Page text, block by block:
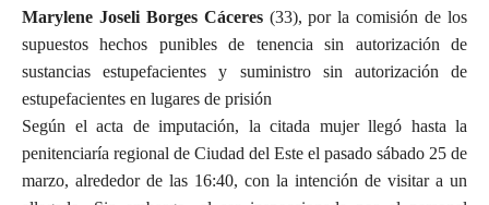
Marylene Joseli Borges Cáceres(33), por la comisión de los
supuestos hechos punibles de tenencia sin autorización de
sustancias estupefacientes y suministro sin autorización de
estupefacientes en lugares de prisión
Según el acta de imputación, la citada mujer llegó hasta la
penitenciaría regional de Ciudad del Este el pasado sábado 25 de
marzo, alrededor de las 16:40, con la intención de visitar a un